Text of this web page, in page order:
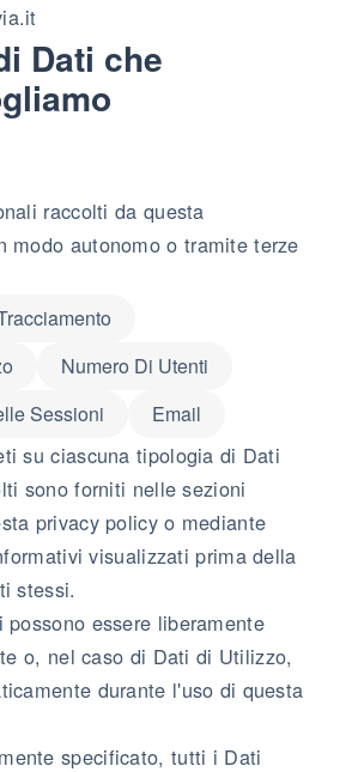
Dati che
raccolti da questa
modo autonomo o tramite terze
Numero Di Utenti
Sessioni
Email
su ciascuna tipologia di Dati
sono forniti nelle sezioni
privacy policy o mediante
visualizzati prima della
stessi.
essere liberamente
o, nel caso di Dati di Utilizzo,
durante l'uso di questa
specificato, tutti i Dati